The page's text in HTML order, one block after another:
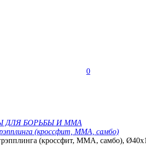
0
ДЛЯ БОРЬБЫ И ММА
(кроссфит, ММА, самбо)
(кроссфит, ММА, самбо),